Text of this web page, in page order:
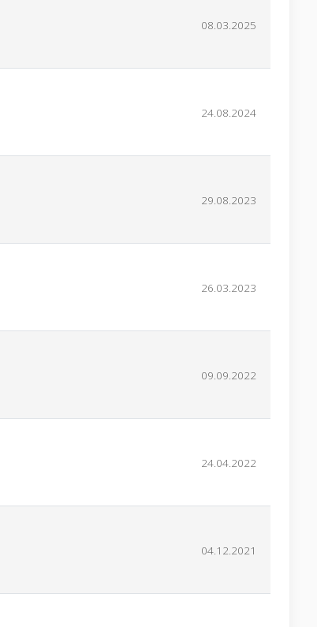
08.03.2025
24.08.2024
29.08.2023
26.03.2023
09.09.2022
24.04.2022
04.12.2021